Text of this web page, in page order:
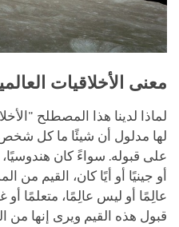
معنى الأخلاقيات
لماذا لدينا هذا المصطلح
لها مدلول أن شيئًا ما كل
على قبوله. سواءً كان هندوسيًا،
أو جينيًا أو أيًا كان، القيم
عالِمًا أو ليس عالِمًا، متعلمًا أو
قبول هذه القيم ويرى إنها من